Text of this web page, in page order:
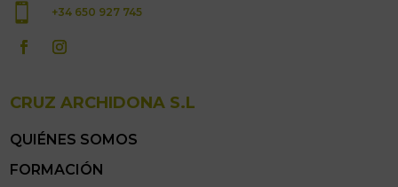
 +34 650 927 745
CRUZ ARCHIDONA S.L
QUIÉNES SOMOS
FORMACIÓN